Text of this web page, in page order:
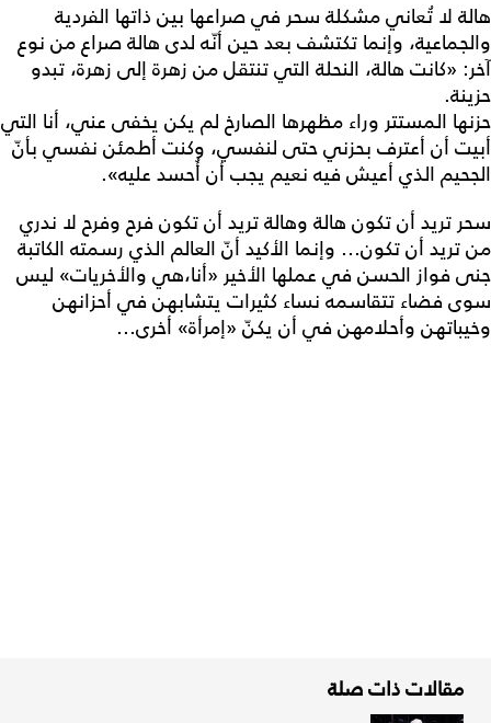
هالة لا تُعاني مشكلة سحر في صراعها بين ذاتها الفردية
والجماعية، وإنما تكتشف بعد حين أنّه لدى هالة صراع من نوع
آخر: «كانت هالة، النحلة التي تنتقل من زهرة إلى زهرة، تبدو
حزينة.
حزنها المستتر وراء مظهرها الصارخ لم يكن يخفى عني، أنا التي
أبيت أن أعترف بحزني حتى لنفسي، وكنت أطمئن نفسي بأنّ
الجحيم الذي أعيش فيه نعيم يجب أن أُحسد عليه».
سحر تريد أن تكون هالة وهالة تريد أن تكون فرح وفرح لا ندري
من تريد أن تكون... وإنما الأكيد أنّ العالم الذي رسمته الكاتبة
جنى فواز الحسن في عملها الأخير «أنا،هي والأخريات» ليس
سوى فضاء تتقاسمه نساء كثيرات يتشابهن في أحزانهن
وخيباتهن وأحلامهن في أن يكنّ «إمرأة» أخرى...
مقالات ذات صلة